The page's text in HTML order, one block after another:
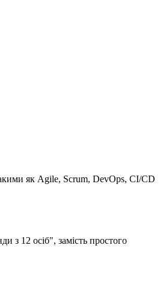
як Agile, Scrum, DevOps, CI/CD
з 12 осіб", замість простого